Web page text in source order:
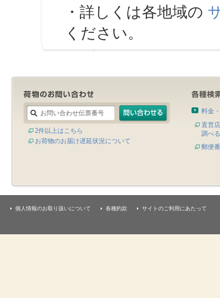
・詳しくは各地域の
ください。
2件以上はこちら
お荷物のお届け遅延状況について
料金
直営
調べる
郵便
個人情報のお取り扱いについて 各種約款 サイトのご利用にあたって